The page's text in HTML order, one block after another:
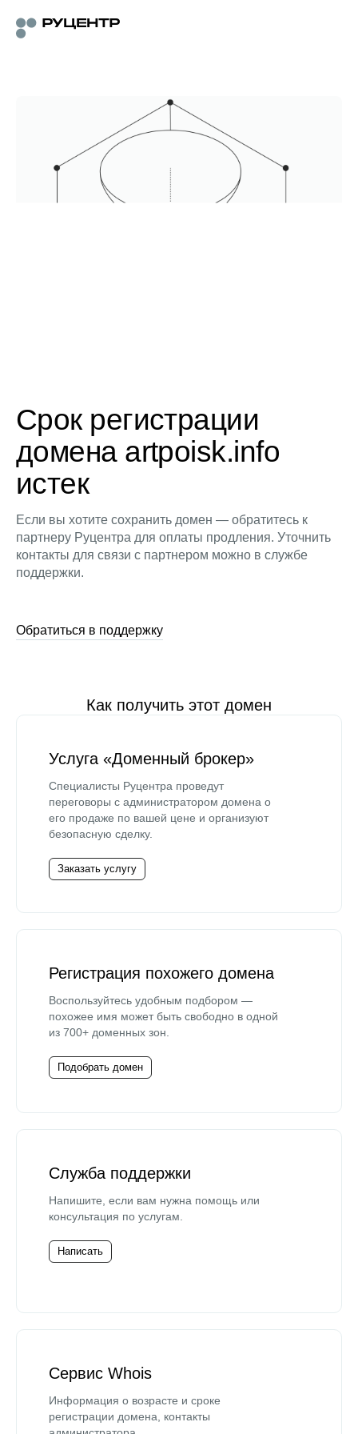
Срок регистрации
домена artpoisk.info
истек
Если вы хотите сохранить домен — обратитесь к
партнеру Руцентра для оплаты продления. Уточнить
контакты для связи с партнером можно в службе
поддержки.
Обратиться в поддержку
Как получить этот домен
Услуга «Доменный брокер»
Специалисты Руцентра проведут
переговоры с администратором домена о
его продаже по вашей цене и организуют
безопасную сделку.
Заказать услугу
Регистрация похожего домена
Воспользуйтесь удобным подбором —
похожее имя может быть свободно в одной
из 700+ доменных зон.
Подобрать домен
Служба поддержки
Напишите, если вам нужна помощь или
консультация по услугам.
Написать
Сервис Whois
Информация о возрасте и сроке
регистрации домена, контакты